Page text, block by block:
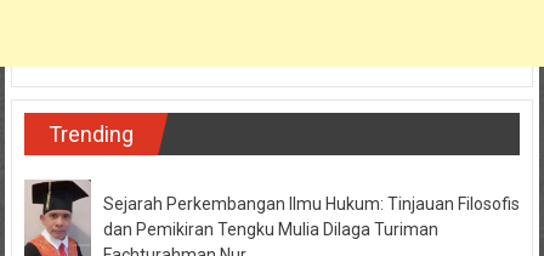
Trending
Sejarah Perkembangan Ilmu Hukum: Tinjauan Filosofis
dan Pemikiran Tengku Mulia Dilaga Turiman